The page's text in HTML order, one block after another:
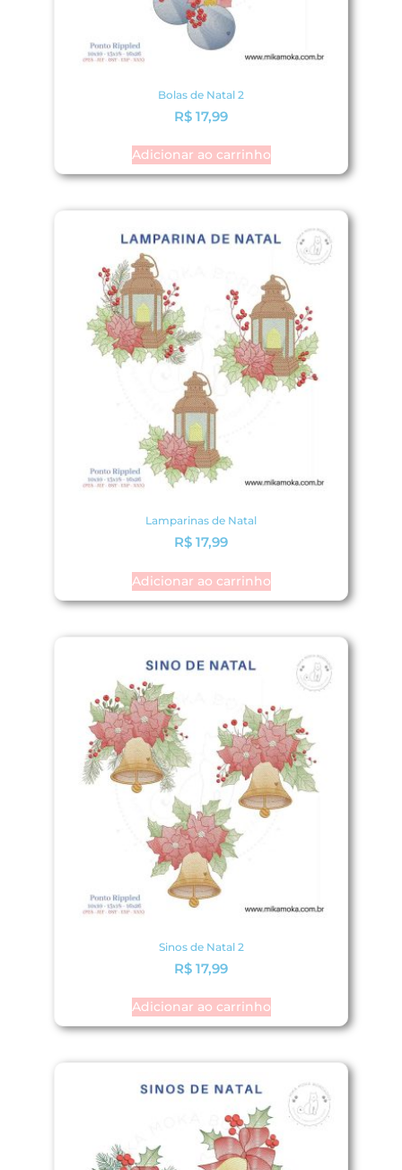
Bolas de Natal 2
R$ 17,99
Adicionar ao carrinho
Lamparinas de Natal
R$ 17,99
Adicionar ao carrinho
Sinos de Natal 2
R$ 17,99
Adicionar ao carrinho